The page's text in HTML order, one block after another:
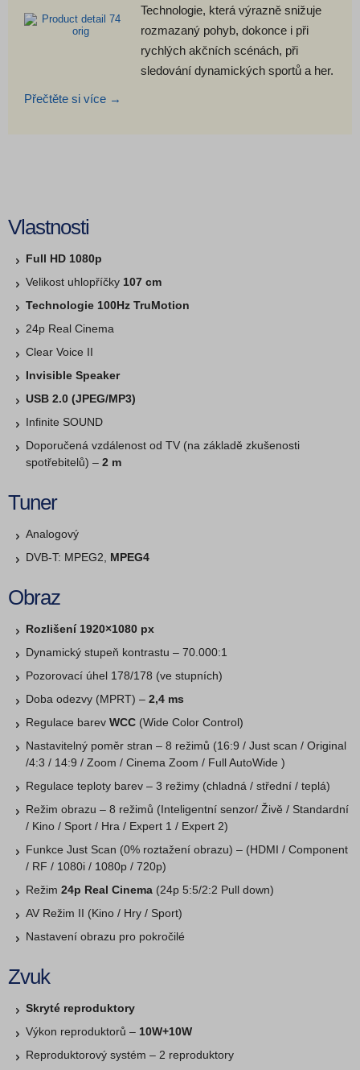
Technologie, která výrazně snižuje
rozmazaný pohyb, dokonce i při
rychlých akčních scénách, při
sledování dynamických sportů a her.
Přečtěte si více →
Vlastnosti
Full HD 1080p
Velikost uhlopříčky 107 cm
Technologie 100Hz TruMotion
24p Real Cinema
Clear Voice II
Invisible Speaker
USB 2.0 (JPEG/MP3)
Infinite SOUND
Doporučená vzdálenost od TV (na základě zkušenosti
spotřebitelů) – 2 m
Tuner
Analogový
DVB-T: MPEG2, MPEG4
Obraz
Rozlišení 1920×1080 px
Dynamický stupeň kontrastu – 70.000:1
Pozorovací úhel 178/178 (ve stupních)
Doba odezvy (MPRT) – 2,4 ms
Regulace barev WCC (Wide Color Control)
Nastavitelný poměr stran – 8 režimů (16:9 / Just scan / Original
/4:3 / 14:9 / Zoom / Cinema Zoom / Full AutoWide )
Regulace teploty barev – 3 režimy (chladná / střední / teplá)
Režim obrazu – 8 režimů (Inteligentní senzor/ Živě / Standardní
/ Kino / Sport / Hra / Expert 1 / Expert 2)
Funkce Just Scan (0% roztažení obrazu) – (HDMI / Component
/ RF / 1080i / 1080p / 720p)
Režim 24p Real Cinema (24p 5:5/2:2 Pull down)
AV Režim II (Kino / Hry / Sport)
Nastavení obrazu pro pokročilé
Zvuk
Skryté reproduktory
Výkon reproduktorů – 10W+10W
Reproduktorový systém – 2 reproduktory